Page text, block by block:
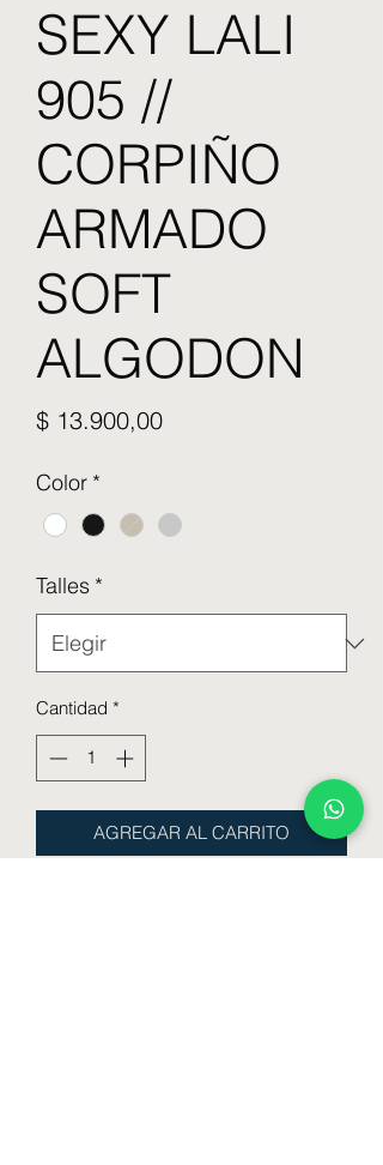
SEXY LALI
905 //
CORPIÑO
ARMADO
SOFT
ALGODON
$ 13.900,00Precio
Color *
Talles *
Cantidad *
AGREGAR AL CARRITO